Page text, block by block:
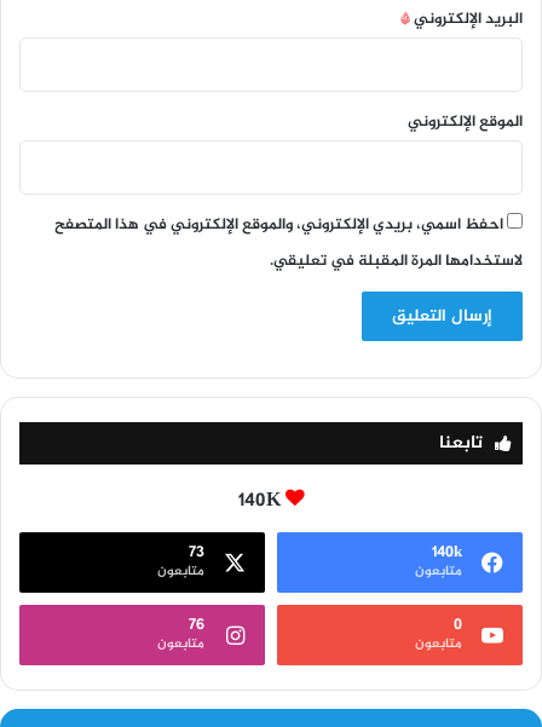
البريد الإلكتروني*
الموقع الإلكتروني
احفظ اسمي، بريدي الإلكتروني، والموقع الإلكتروني في هذا المتصفح
لاستخدامها المرة المقبلة في تعليقي.
تابعنا
140K
140k
متابعون
73
متابعون
0
متابعون
76
متابعون